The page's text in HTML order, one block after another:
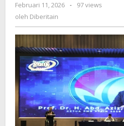
Februari 11, 2026
oleh
-
97 views
oleh Diberitain